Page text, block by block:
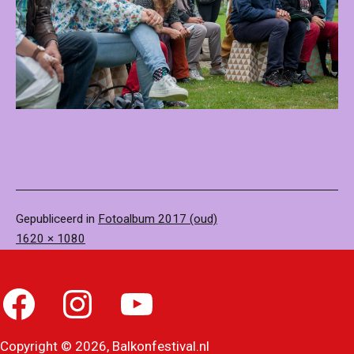
Gepubliceerd in Fotoalbum 2017 (oud)
Volledige
1620 × 1080
Copyright © 2026, Balkonfestival.nl
Facebook Instagram